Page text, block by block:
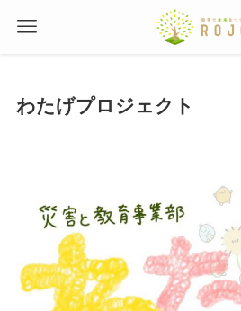
わたげプロジェクト